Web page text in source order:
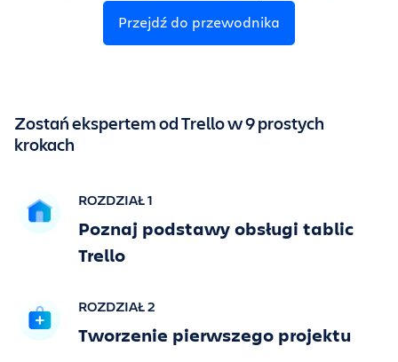
Przejdź do przewodnika
Zostań ekspertem od Trello w 9 prostych
krokach
ROZDZIAŁ 1
Poznaj podstawy obsługi tablic
Trello
ROZDZIAŁ 2
Tworzenie pierwszego projektu